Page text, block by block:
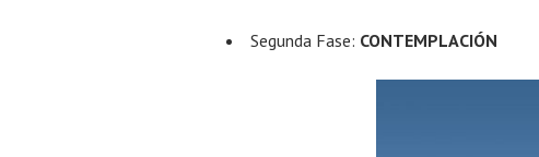
Segunda Fase: CONTEMPLACIÓN